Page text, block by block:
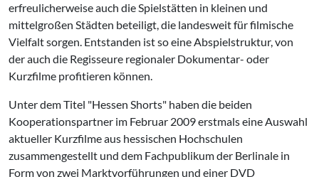
erfreulicherweise auch die Spielstätten in kleinen und
mittelgroßen Städten beteiligt, die landesweit für filmische
Vielfalt sorgen. Entstanden ist so eine Abspielstruktur, von
der auch die Regisseure regionaler Dokumentar- oder
Kurzfilme profitieren können.
Unter dem Titel "Hessen Shorts" haben die beiden
Kooperationspartner im Februar 2009 erstmals eine Auswahl
aktueller Kurzfilme aus hessischen Hochschulen
zusammengestellt und dem Fachpublikum der Berlinale in
Form von zwei Marktvorführungen und einer DVD